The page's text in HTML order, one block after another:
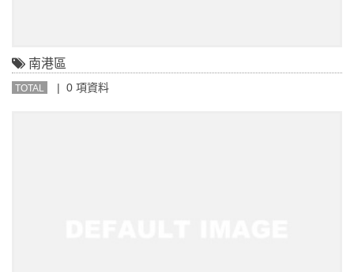
南港區
TOTAL | 0 項資料